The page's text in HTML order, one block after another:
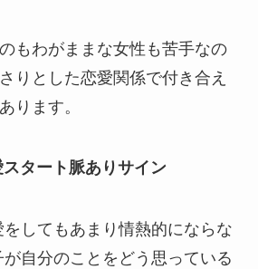
もわがままな女性も苦手なの
りとした恋愛関係で付き合え
ります。
タート脈ありサイン
してもあまり情熱的にならな
自分のことをどう思っている